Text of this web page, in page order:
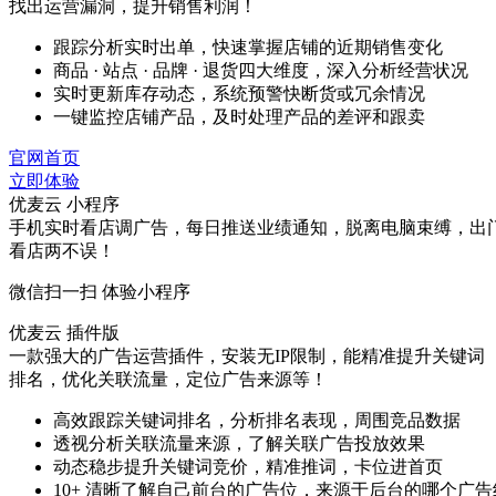
找出运营漏洞，提升销售利润！
跟踪分析实时出单，快速掌握店铺的近期销售变化
商品 · 站点 · 品牌 · 退货四大维度，深入分析经营状况
实时更新库存动态，系统预警快断货或冗余情况
一键监控店铺产品，及时处理产品的差评和跟卖
官网首页
立即体验
优麦云 小程序
手机实时看店调广告，每日推送业绩通知，脱离电脑束缚，出
看店两不误！
微信扫一扫 体验小程序
优麦云 插件版
一款强大的广告运营插件，安装无IP限制，能精准提升关键词
排名，优化关联流量，定位广告来源等！
高效跟踪关键词排名，分析排名表现，周围竞品数据
透视分析关联流量来源，了解关联广告投放效果
动态稳步提升关键词竞价，精准推词，卡位进首页
10+ 清晰了解自己前台的广告位，来源于后台的哪个广告